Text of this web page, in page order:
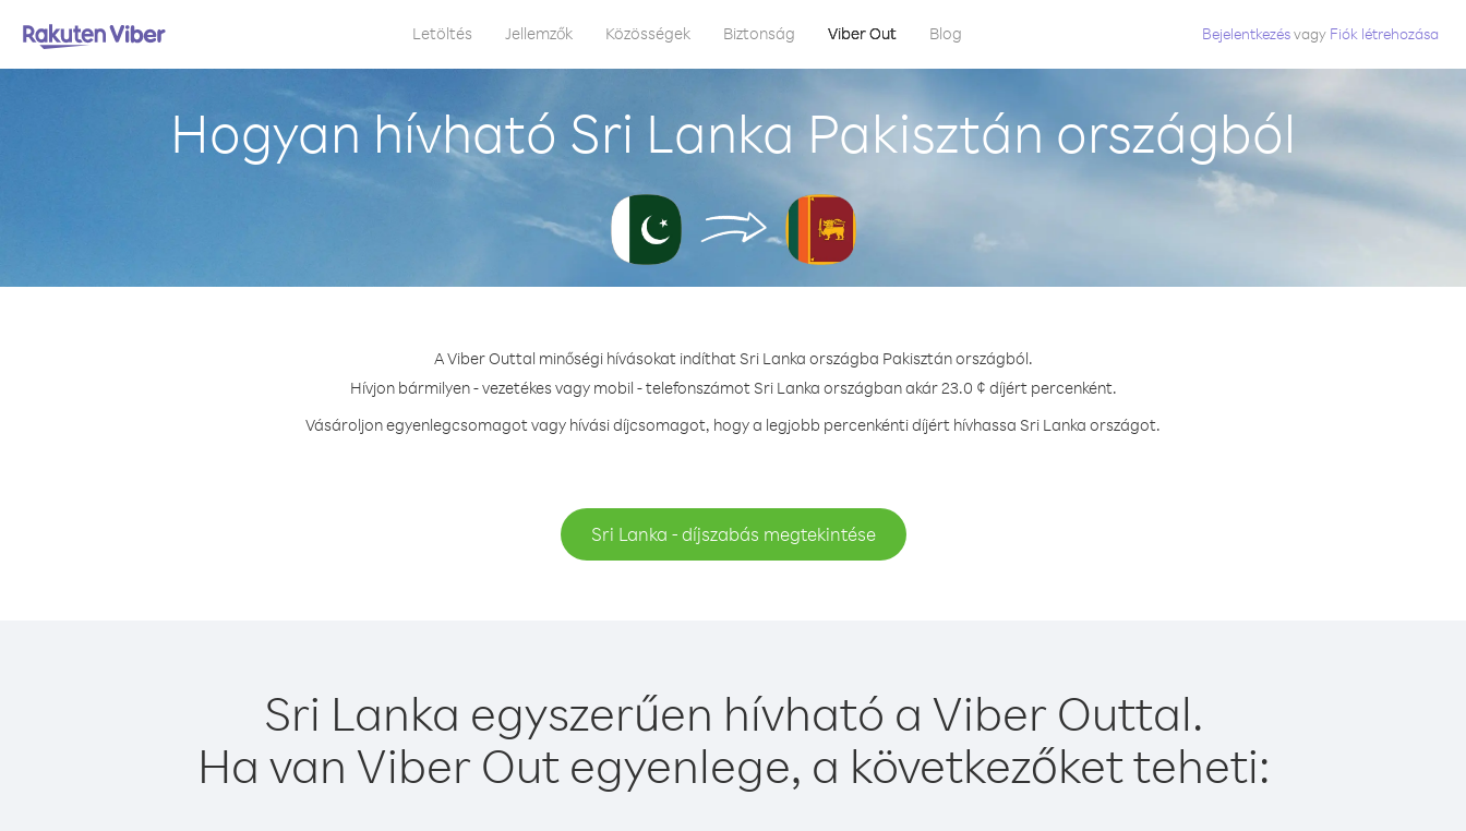
Letöltés Jellemzők Közösségek Biztonság Viber Out Blog Bejelentkezésvagy Fiók létrehozása
Hogyan hívható Sri Lanka Pakisztán országból
A Viber Outtal minőségi hívásokat indíthat Sri Lanka országba Pakisztán országból.
Hívjon bármilyen - vezetékes vagy mobil - telefonszámot Sri Lanka országban akár 23.0 ¢ díjért percenként.
Vásároljon egyenlegcsomagot vagy hívási díjcsomagot, hogy a legjobb percenkénti díjért hívhassa Sri Lanka országot.
Sri Lanka - díjszabás megtekintése
Sri Lanka egyszerűen hívható a Viber Outtal.
Ha van Viber Out egyenlege, a következőket teheti: